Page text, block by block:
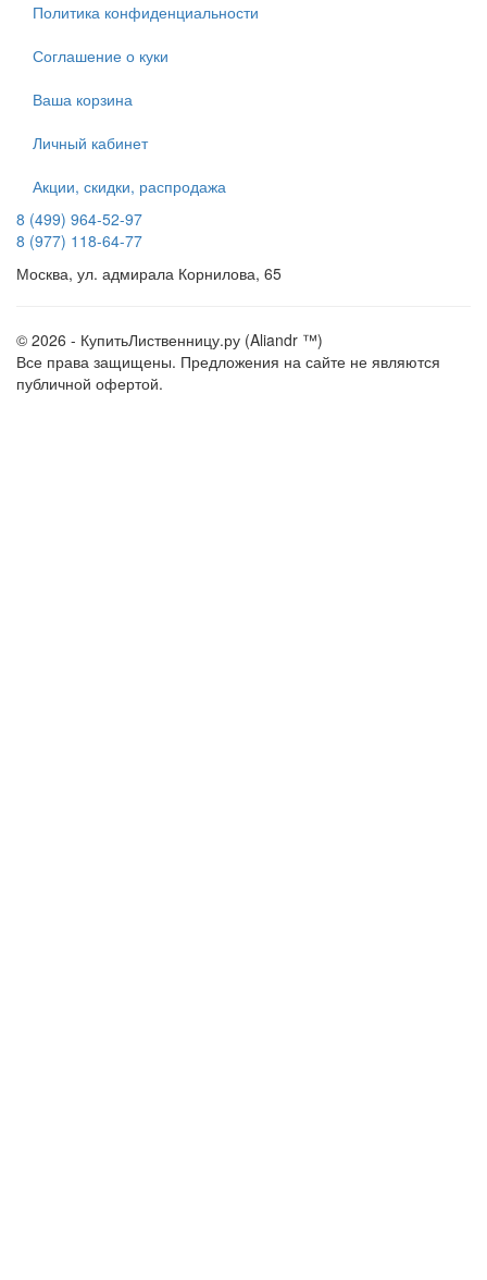
Политика конфиденциальности
Соглашение о куки
Ваша корзина
Личный кабинет
Акции, скидки, распродажа
8 (499) 964-52-97
8 (977) 118-64-77
Москва, ул. адмирала Корнилова, 65
© 2026 - КупитьЛиственницу.ру (Aliandr ™)
Все права защищены. Предложения на сайте не являются
публичной офертой.